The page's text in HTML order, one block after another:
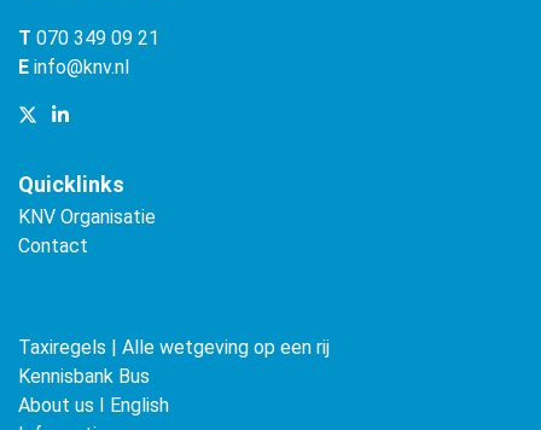
T 070 349 09 21
E info@knv.nl
Quicklinks
KNV Organisatie
Contact
Taxiregels | Alle wetgeving op een rij
Kennisbank Bus
About us ǀ English